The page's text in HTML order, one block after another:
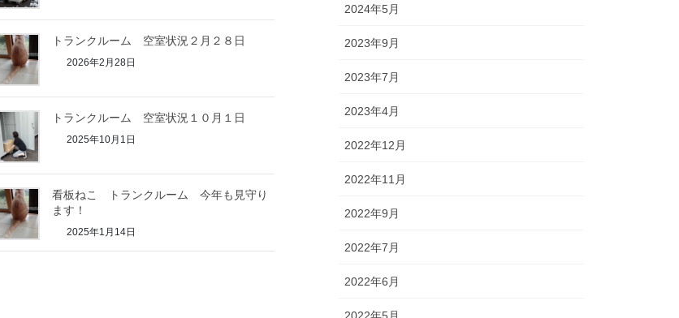
トランクルーム 空室状況２月２８日
2026年2月28日
トランクルーム 空室状況１０月１日
2025年10月1日
看板ねこ トランクルーム 今年も見守り
ます！
2025年1月14日
2024年5月
2023年9月
2023年7月
2023年4月
2022年12月
2022年11月
2022年9月
2022年7月
2022年6月
2022年5月